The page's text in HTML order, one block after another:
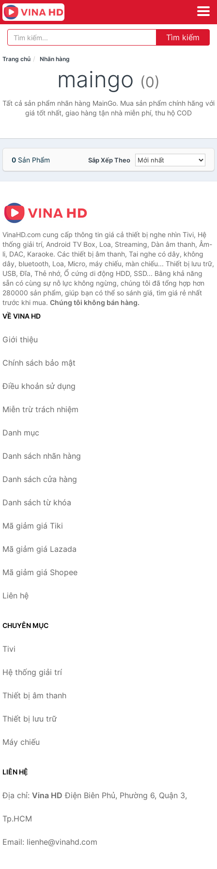
Tìm kiếm
Trang chủ Nhãn hàng
maingo (0)
Tất cả sản phẩm nhãn hàng MainGo. Mua sản phẩm chính hãng với
giá tốt nhất, giao hàng tận nhà miễn phí, thu hộ COD
0 Sản Phẩm Sắp Xếp Theo
VinaHD.com cung cấp thông tin giá cả thiết bị nghe nhìn Tivi, Hệ
thống giải trí, Android TV Box, Loa, Streaming, Dàn âm thanh, Âm-
li, DAC, Karaoke. Các thiết bị âm thanh, Tai nghe có dây, không
dây, bluetooth, Loa, Micro, máy chiếu, màn chiếu... Thiết bị lưu trữ,
USB, Đĩa, Thẻ nhớ, Ổ cứng di động HDD, SSD... Bằng khả năng
sẵn có cùng sự nỗ lực không ngừng, chúng tôi đã tổng hợp hơn
280000 sản phẩm, giúp bạn có thể so sánh giá, tìm giá rẻ nhất
trước khi mua. Chúng tôi không bán hàng.
VỀ VINA HD
Giới thiệu
Chính sách bảo mật
Điều khoản sử dụng
Miễn trừ trách nhiệm
Danh mục
Danh sách nhãn hàng
Danh sách cửa hàng
Danh sách từ khóa
Mã giảm giá Tiki
Mã giảm giá Lazada
Mã giảm giá Shopee
Liên hệ
CHUYÊN MỤC
Tivi
Hệ thống giải trí
Thiết bị âm thanh
Thiết bị lưu trữ
Máy chiếu
LIÊN HỆ
Địa chỉ: Vina HD Điện Biên Phủ, Phường 6, Quận 3,
Tp.HCM
Email: lienhe@vinahd.com